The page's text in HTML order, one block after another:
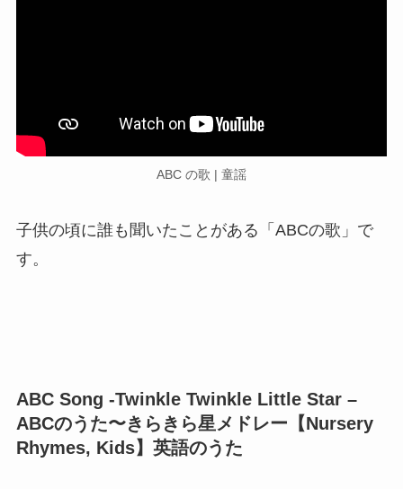
ABC の歌 | 童謡
子供の頃に誰も聞いたことがある「ABCの歌」で
す。
ABC Song -Twinkle Twinkle Little Star –
ABCのうた〜きらきら星メドレー【Nursery
Rhymes, Kids】英語のうた